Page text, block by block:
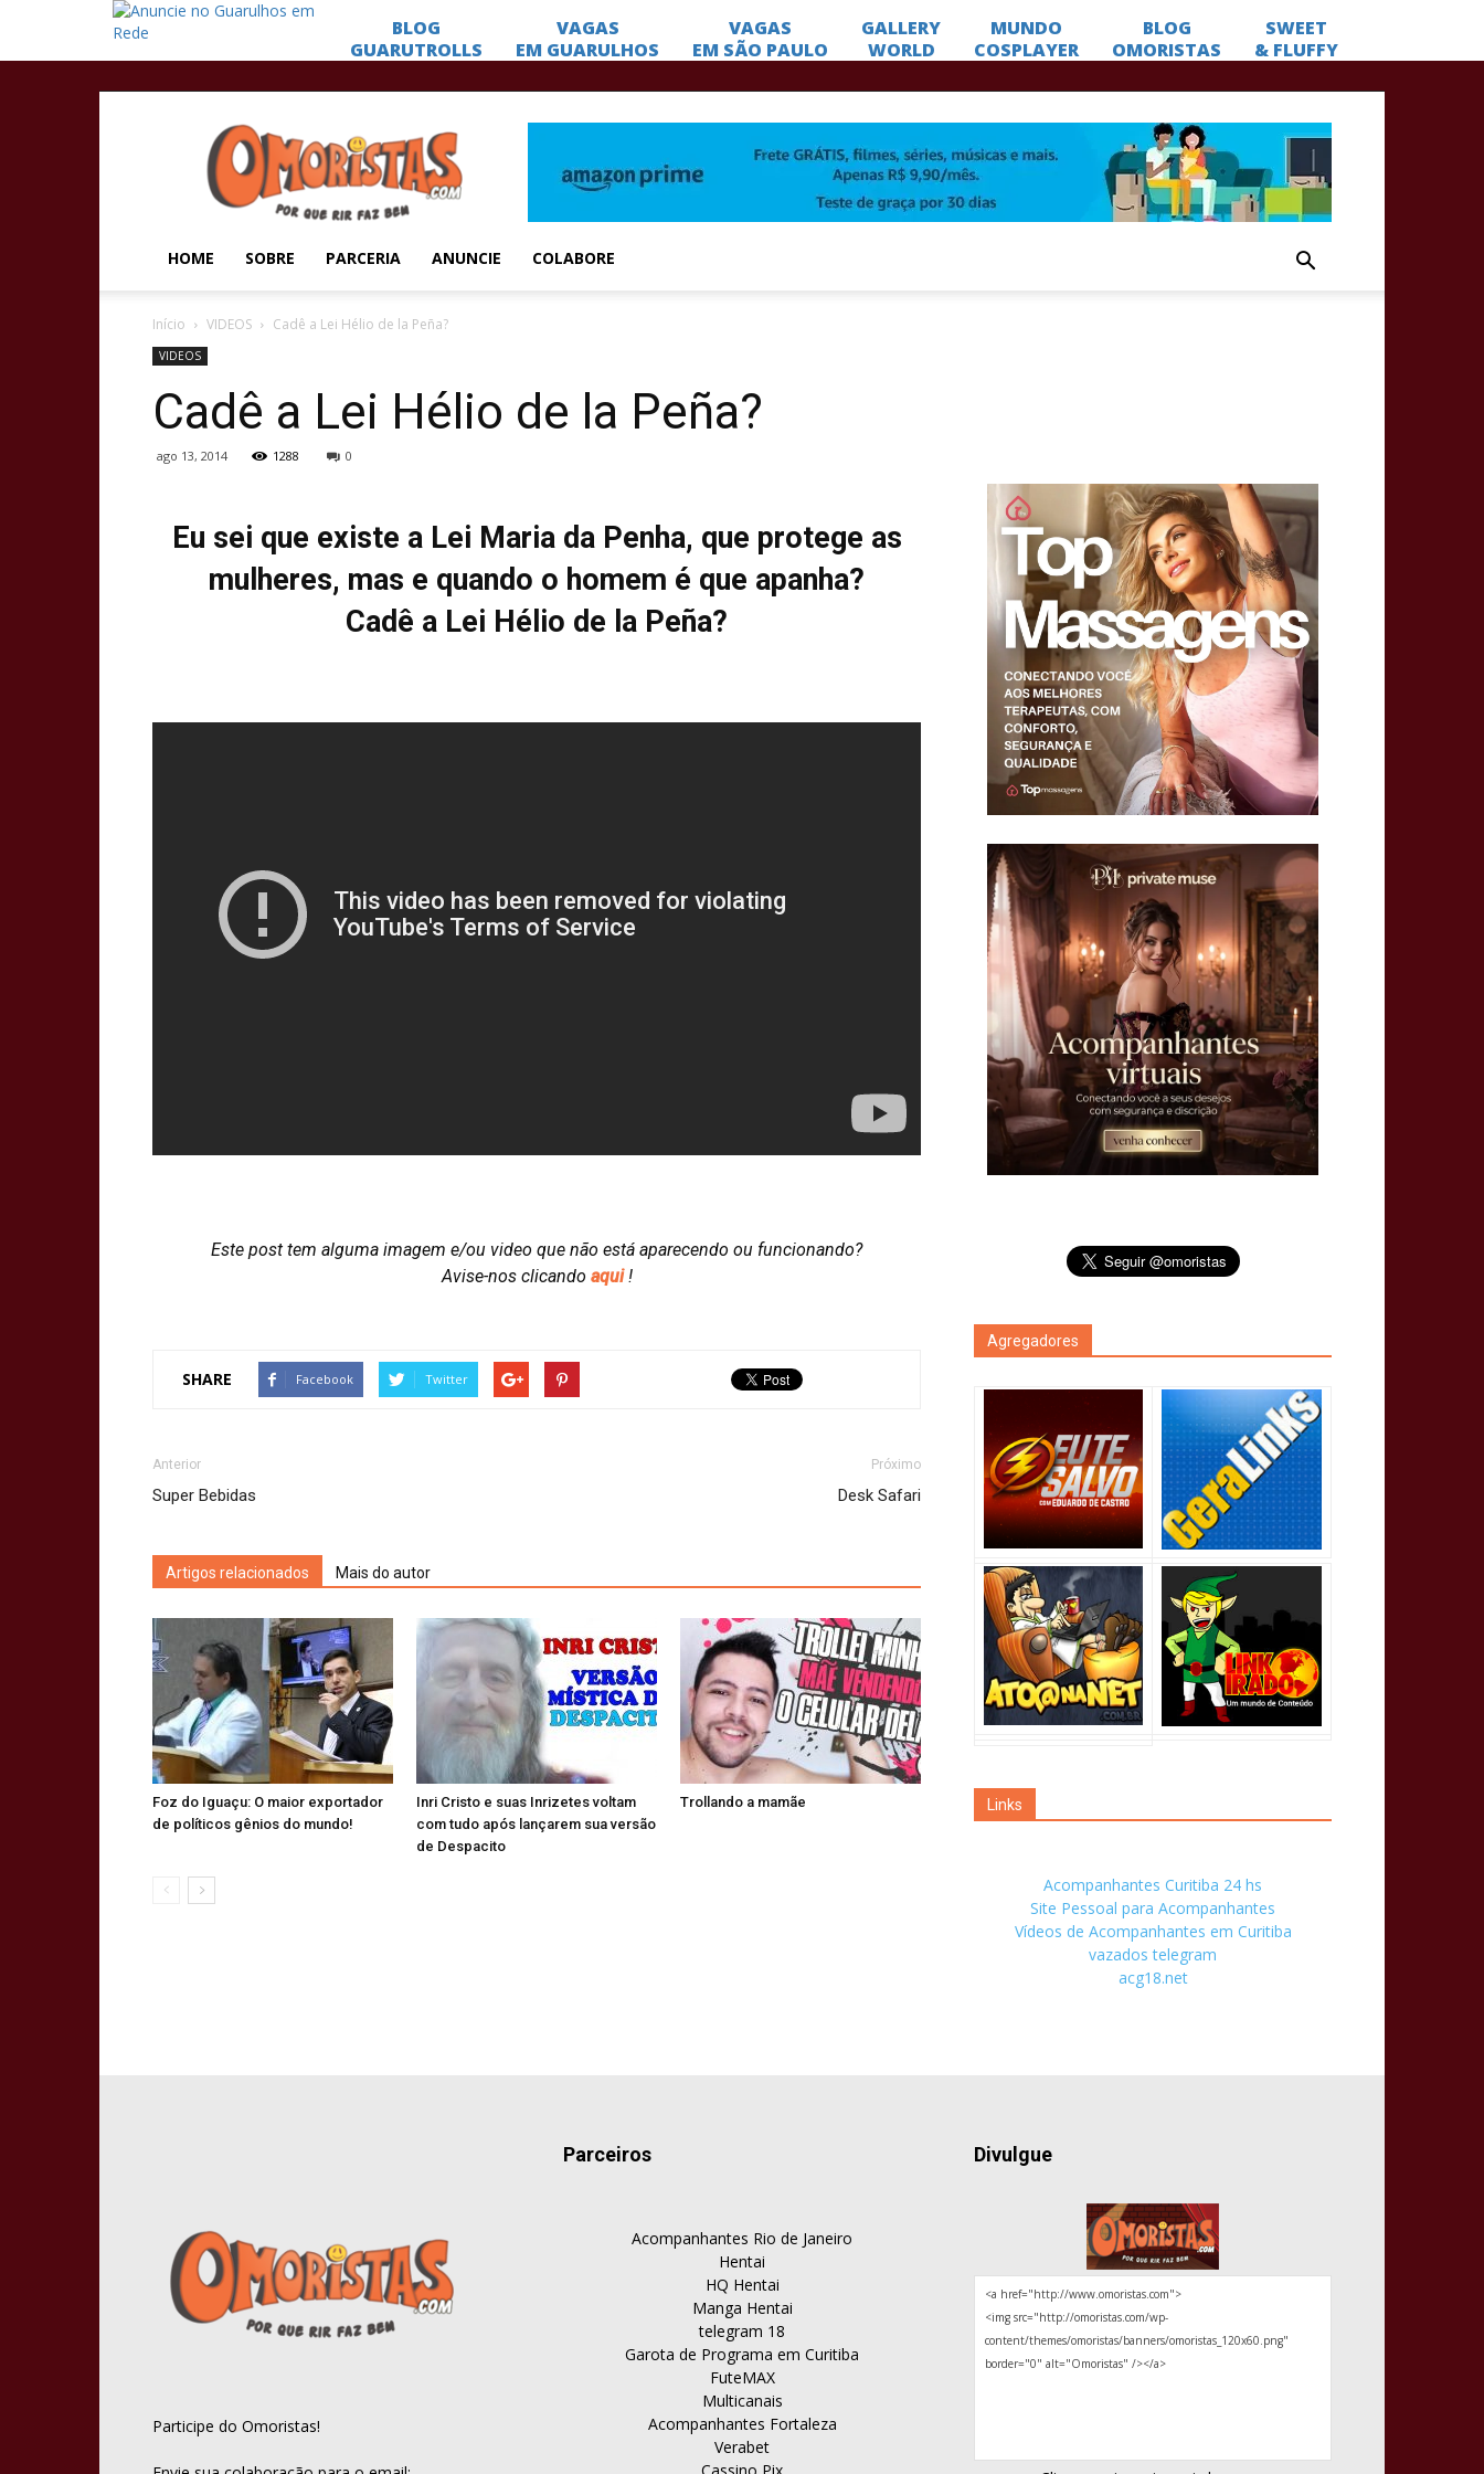
Omoristas
HOME SOBRE PARCERIA ANUNCIE COLABORE
Início VIDEOS Cadê a Lei Hélio de la Peña?
VIDEOS
Cadê a Lei Hélio de la Peña?
ago 13, 2014 1288 0
Eu sei que existe a Lei Maria da Penha, que protege as
mulheres, mas e quando o homem é que apanha?
Cadê a Lei Hélio de la Peña?
Este post tem alguma imagem e/ou video que não está aparecendo ou funcionando?
Avise-nos clicando aqui !
SHARE Facebook Twitter
Anterior
Super Bebidas
Próximo
Desk Safari
Artigos relacionados Mais do autor
Foz do Iguaçu: O maior exportador
de políticos gênios do mundo!
Inri Cristo e suas Inrizetes voltam
com tudo após lançarem sua versão
de Despacito
Trollando a mamãe
Agregadores
Links
Acompanhantes Curitiba 24 hs
Site Pessoal para Acompanhantes
Vídeos de Acompanhantes em Curitiba
vazados telegram
acg18.net
Participe do Omoristas!
Parceiros
Acompanhantes Rio de Janeiro
Hentai
HQ Hentai
Manga Hentai
telegram 18
Garota de Programa em Curitiba
FuteMAX
Multicanais
Acompanhantes Fortaleza
Verabet
Divulgue